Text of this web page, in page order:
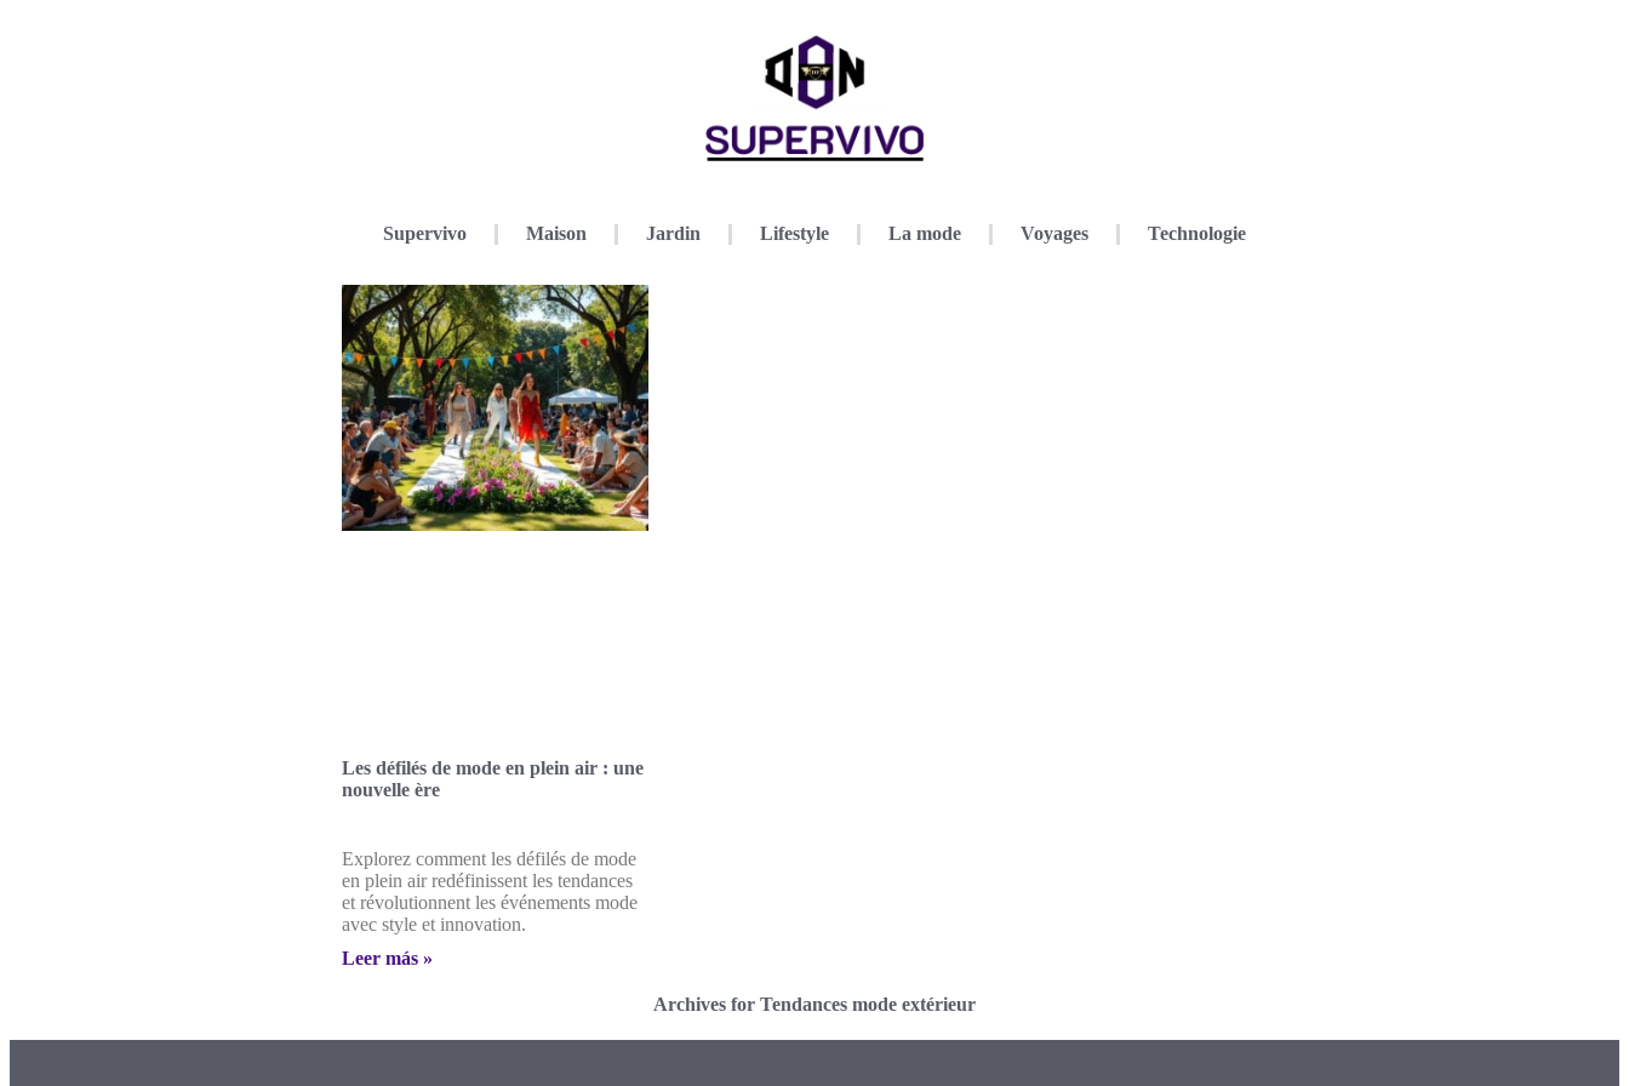
Supervivo Maison Jardin Lifestyle La mode Voyages Technologie
Les défilés de mode en plein air : une
nouvelle ère
Explorez comment les défilés de mode
en plein air redéfinissent les tendances
et révolutionnent les événements mode
avec style et innovation.
Leer más »
Archives for Tendances mode extérieur